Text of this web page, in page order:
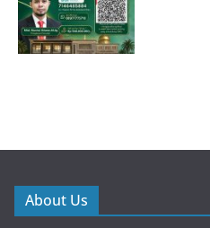
About Us